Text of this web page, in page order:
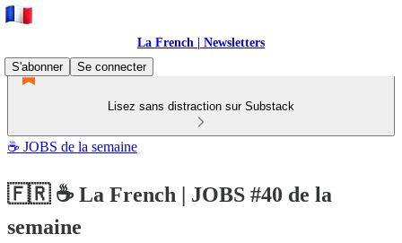
La French | Newsletters
S'abonner
Se connecter
Lisez sans distraction sur Substack
☕ JOBS de la semaine
🇫🇷 ☕ La French | JOBS #40 de la
semaine